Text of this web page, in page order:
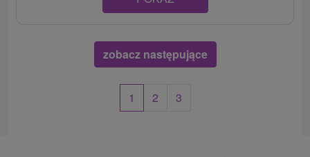
zobacz następujące
1 2 3